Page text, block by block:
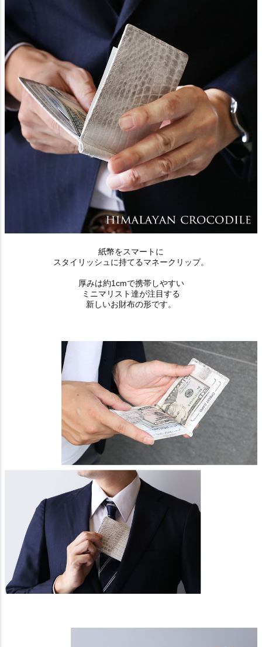
紙幣をスマートに
スタイリッシュに持てるマネークリップ。
厚みは約1cmで携帯しやすい
ミニマリスト達が注目する
新しいお財布の形です。